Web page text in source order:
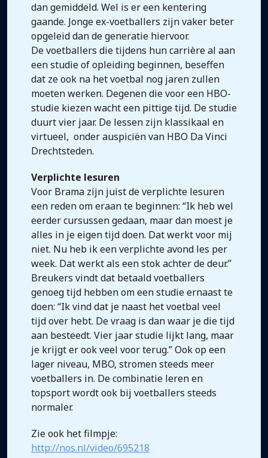
dan gemiddeld. Wel is er een kentering
gaande. Jonge ex-voetballers zijn vaker beter
opgeleid dan de generatie hiervoor.
De voetballers die tijdens hun carrière al aan
een studie of opleiding beginnen, beseffen
dat ze ook na het voetbal nog jaren zullen
moeten werken. Degenen die voor een HBO-
studie kiezen wacht een pittige tijd. De studie
duurt vier jaar. De lessen zijn klassikaal en
virtueel, onder auspiciën van HBO Da Vinci
Drechtsteden.
Verplichte lesuren
Voor Brama zijn juist de verplichte lesuren
een reden om eraan te beginnen: “Ik heb wel
eerder cursussen gedaan, maar dan moest je
alles in je eigen tijd doen. Dat werkt voor mij
niet. Nu heb ik een verplichte avond les per
week. Dat werkt als een stok achter de deur.”
Breukers vindt dat betaald voetballers
genoeg tijd hebben om een studie ernaast te
doen: “Ik vind dat je naast het voetbal veel
tijd over hebt. De vraag is dan waar je die tijd
aan besteedt. Vier jaar studie lijkt lang, maar
je krijgt er ook veel voor terug.” Ook op een
lager niveau, MBO, stromen steeds meer
voetballers in. De combinatie leren en
topsport wordt ook bij voetballers steeds
normaler.
Zie ook het filmpje:
http://nos.nl/video/695218